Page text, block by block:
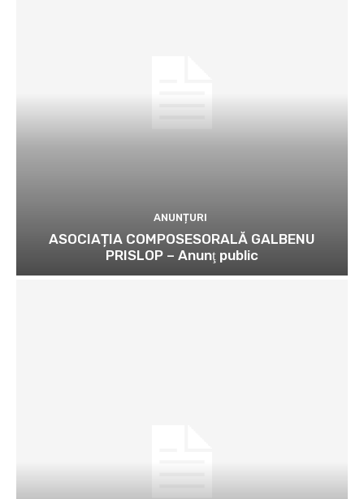
ANUNȚURI
ASOCIAȚIA COMPOSESORALĂ GALBENU
PRISLOP – Anunţ public